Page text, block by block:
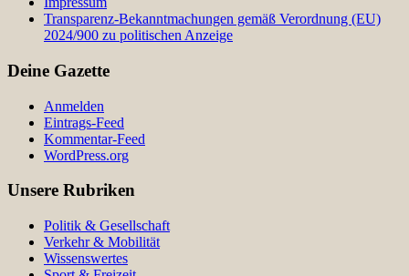
Transparenz-Bekanntmachungen gemäß Verordnung (EU)
2024/900 zu politischen Anzeige
Deine Gazette
Anmelden
Eintrags-Feed
Kommentar-Feed
WordPress.org
Unsere Rubriken
Politik & Gesellschaft
Verkehr & Mobilität
Wissenswertes